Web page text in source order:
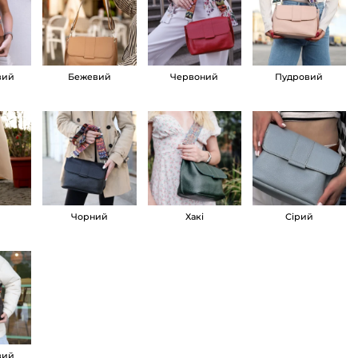
Бежевий Червоний Пудровий
Чорний Хакі Сірий